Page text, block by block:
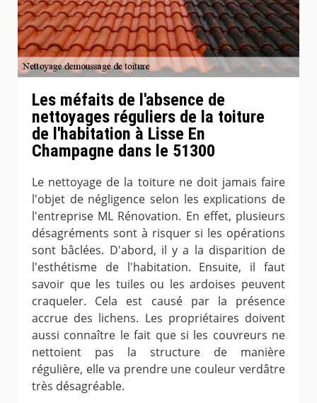
Les méfaits de l'absence de
nettoyages réguliers de la toiture
de l'habitation à Lisse En
Champagne dans le 51300
Le nettoyage de la toiture ne doit jamais faire
l'objet de négligence selon les explications de
l'entreprise ML Rénovation. En effet, plusieurs
désagréments sont à risquer si les opérations
sont bâclées. D'abord, il y a la disparition de
l'esthétisme de l'habitation. Ensuite, il faut
savoir que les tuiles ou les ardoises peuvent
craqueler. Cela est causé par la présence
accrue des lichens. Les propriétaires doivent
aussi connaître le fait que si les couvreurs ne
nettoient pas la structure de manière
régulière, elle va prendre une couleur verdâtre
très désagréable.